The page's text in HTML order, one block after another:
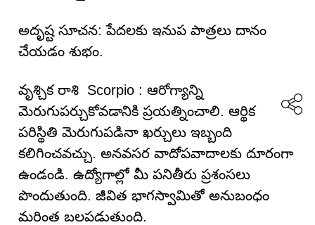
అదృష్ట సూచన: పేదలకు ఇనుప పాత్రలు దానం
చేయడం శుభం.
వృశ్చిక రాశి Scorpio : ఆరోగ్యాన్ని
మెరుగుపర్చుకోవడానికి ప్రయత్నించాలి. ఆర్థిక
పరిస్థితి మెరుగుపడినా ఖర్చులు ఇబ్బంది
కలిగించవచ్చు. అనవసర వాదోపవాదాలకు దూరంగా
ఉండండి. ఉద్యోగాల్లో మీ పనితీరు ప్రశంసలు
పొందుతుంది. జీవిత భాగస్వామితో అనుబంధం
మరింత బలపడుతుంది.